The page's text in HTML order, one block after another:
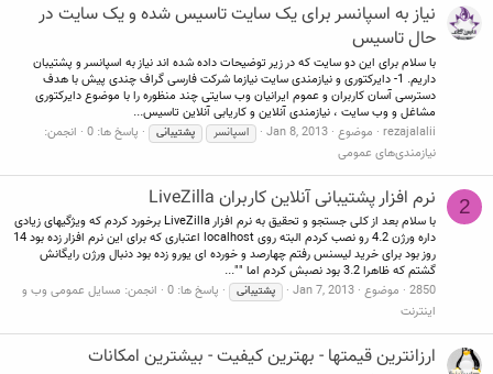
نیاز به اسپانسر برای یک سایت تاسیس شده و یک سایت در
حال تاسیس
با سلام برای این دو سایت که در زیر توضیحات داده شده اند نیاز به اسپانسر و پشتیبان
داریم. 1- دایرکتوری و نیازمندی سایت نیازما شرکت فارسی گراف چندی پیش با هدف
دسترسی آسان کاربران و عموم ایرانیان وب سایتی چند منظوره را با موضوع دایرکتوری
مشاغل و وب سایت ، نیازمندی آنلاین و کاریابی آنلاین تاسیس...
rezajalalii موضوع Jan 8, 2013 اسپانسر پشتیبانی پاسخ ها: 0
انجمن:
نیازمندی‌های عمومی
2 نرم افزار پشتیبانی آنلاین کاربران LiveZilla
با سلام بعد از کلی جستجو و تحقیق به نرم افزار LiveZilla برخورد کردم که ویژگیهای زیادی
داره ورژن 4.2 رو نصب کردم البته روی localhost اعتباری که برای این نرم افزار زده بود 14
روز بود برای خرید لیسنس رفتم چهارصد و خورده ای یورو زده بود دنبال ورژن رایگانش
گشتم که ظاهرا 3.2 بود نصبش کردم اما ""...
2850 موضوع Jan 7, 2013 پشتیبانی پاسخ ها: 0 انجمن: مسایل عمومی وب و
اینترنت
ارزانترین قیمتها - بهترین کیفیت - بیشترین امکانات